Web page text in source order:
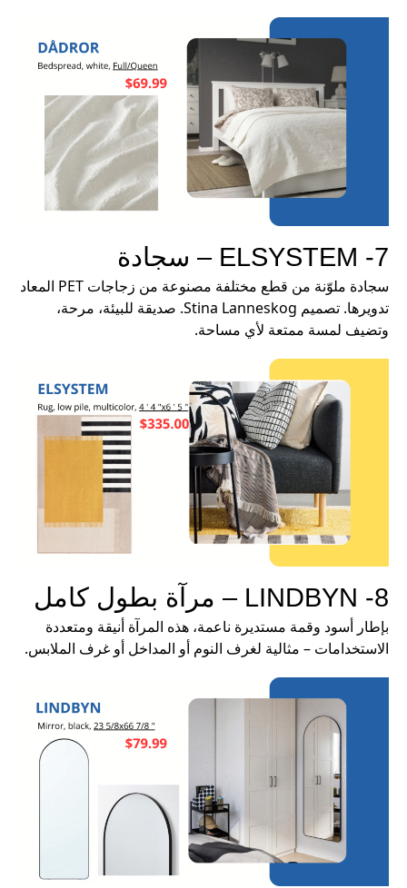
7- ELSYSTEM – سجادة
سجادة ملوّنة من قطع مختلفة مصنوعة من زجاجات PET المعاد
تدويرها. تصميم Stina Lanneskog. صديقة للبيئة، مرحة،
وتضيف لمسة ممتعة لأي مساحة.
8- LINDBYN – مرآة بطول كامل
بإطار أسود وقمة مستديرة ناعمة، هذه المرآة أنيقة ومتعددة
الاستخدامات – مثالية لغرف النوم أو المداخل أو غرف الملابس.